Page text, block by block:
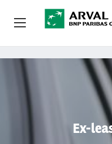
Overslaan en naar de
Ex-
Zakelijk Leasen